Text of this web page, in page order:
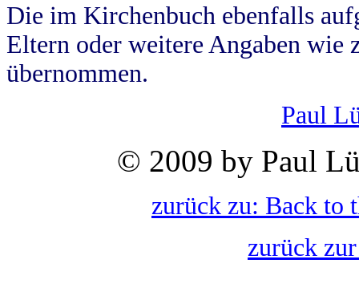
Die im Kirchenbuch ebenfalls
Eltern oder weitere Angaben wie
übernommen.
Paul
© 2009 by Paul
zurück zu: Back to
zurück